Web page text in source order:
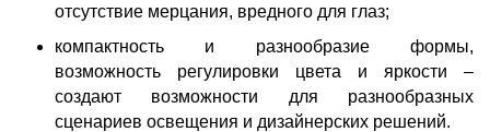
отсутствие мерцания, вредного для глаз;
компактность и разнообразие формы,
возможность регулировки цвета и яркости –
создают возможности для разнообразных
сценариев освещения и дизайнерских решений.